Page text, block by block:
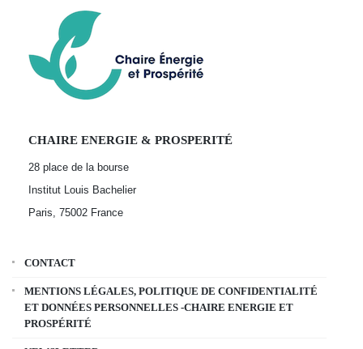
CHAIRE ENERGIE & PROSPERITÉ
28 place de la bourse
Institut Louis Bachelier
Paris, 75002 France
CONTACT
MENTIONS LÉGALES, POLITIQUE DE CONFIDENTIALITÉ
ET DONNÉES PERSONNELLES -CHAIRE ENERGIE ET
PROSPÉRITÉ